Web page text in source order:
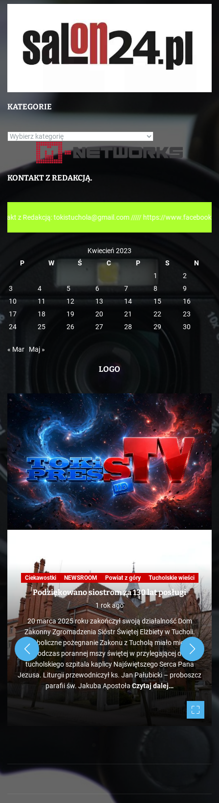
KATEGORIE
K
e
i
e
KONTAKT Z REDAKCJĄ.
tokistuchola@gmail.com ///// https://www.facebook.com/
Kwiecień 2023
P
W Ś C P S
N
1
2
3
4 5 6 7 8
9
10
11 12 13 14 15
16
17
18 19 20 21 22
23
24
25 26 27 28 29 30
« Mar Maj »
LOGO
Ciekawostki NEWSROOM Powiat z góry Tucholskie wieści
Podziękowano siostrom za 130 lat posługi
1 rok ago
20 marca 2025 roku zakończył swoją działalność Dom
Zakonny Zgromadzenia Sióstr Świętej Elżbiety w Tucholi.
Symboliczne pożegnanie Zakonu z Tucholą miało miejsce
podczas porannej mszy świętej w przylegającej do
tucholskiego szpitala kaplicy Najświętszego Serca Pana
Jezusa. Liturgii przewodniczył ks. Jan Pałubicki – proboszcz
parafii św. Jakuba ApostołaCzytaj dalej…